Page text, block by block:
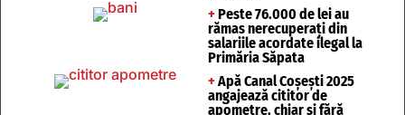
+ Peste 76.000 de lei au
rămas nerecuperați din
salariile acordate ilegal la
Primăria Săpata
+ Apă Canal Coșești 2025
angajează cititor de
apometre, chiar și fără